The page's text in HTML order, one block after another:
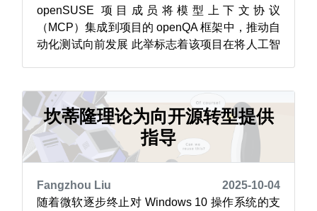
openSUSE 项目成员将模型上下文协议
（MCP）集成到项目的 openQA 框架中，推动自
动化测试向前发展 此举标志着该项目在将人工智
据用户反馈逐步扩展相关功能，”塞巴斯蒂安·里
德尔（Sebastian Riedel）在一篇宣布支持 MCP
的博...
坎蒂隆理论为向开源转型提供
指导
Fangzhou Liu
2025-10-04
随着微软逐步终止对 Windows 10 操作系统的支